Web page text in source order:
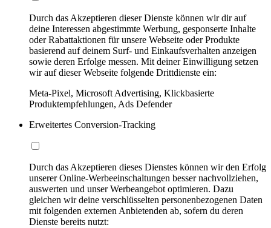
Durch das Akzeptieren dieser Dienste können wir dir auf
deine Interessen abgestimmte Werbung, gesponserte Inhalte
oder Rabattaktionen für unsere Webseite oder Produkte
basierend auf deinem Surf- und Einkaufsverhalten anzeigen
sowie deren Erfolge messen. Mit deiner Einwilligung setzen
wir auf dieser Webseite folgende Drittdienste ein:
Meta-Pixel, Microsoft Advertising, Klickbasierte
Produktempfehlungen, Ads Defender
Erweitertes Conversion-Tracking
Durch das Akzeptieren dieses Dienstes können wir den Erfolg
unserer Online-Werbeeinschaltungen besser nachvollziehen,
auswerten und unser Werbeangebot optimieren. Dazu
gleichen wir deine verschlüsselten personenbezogenen Daten
mit folgenden externen Anbietenden ab, sofern du deren
Dienste bereits nutzt: